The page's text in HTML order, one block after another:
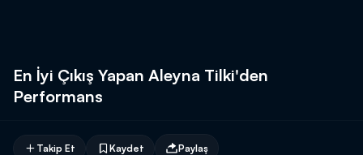
En İyi Çıkış Yapan Aleyna Tilki'den
Performans
Takip Et Kaydet Paylaş